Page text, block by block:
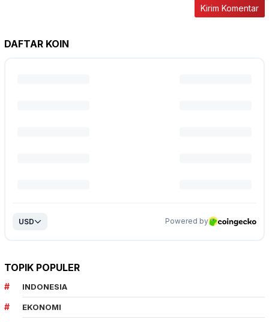
DAFTAR KOIN
TOPIK POPULER
INDONESIA
EKONOMI